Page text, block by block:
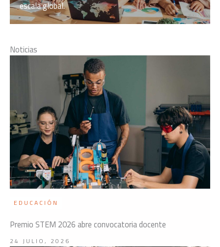
escala global.
Noticias
EDUCACIÓN
Premio STEM 2026 abre convocatoria docente
24 JULIO, 2026